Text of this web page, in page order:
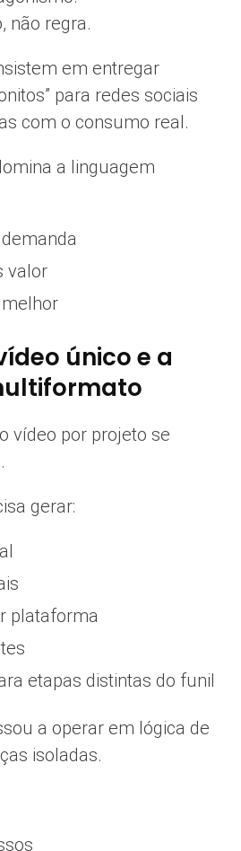
não regra.
em entregar
para redes sociais
com o consumo real.
a linguagem
valor
único e a
vídeo por projeto se
gerar:
plataforma
etapas distintas do funil
a operar em lógica de
isoladas.